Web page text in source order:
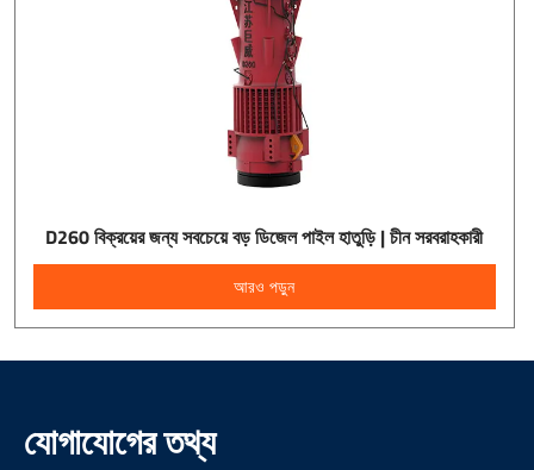
D260 বিক্রয়ের জন্য সবচেয়ে বড় ডিজেল পাইল হাতুড়ি | চীন সরবরাহকারী
আরও পড়ুন
যোগাযোগের তথ্য